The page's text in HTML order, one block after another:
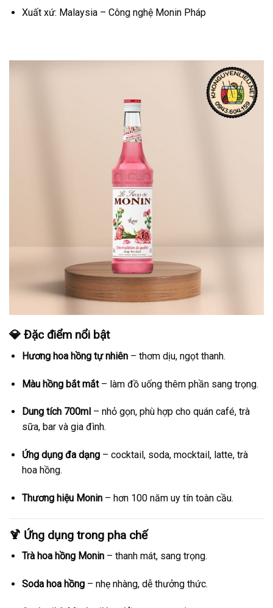
Xuất xứ: Malaysia – Công nghệ Monin Pháp
💎 Đặc điểm nổi bật
Hương hoa hồng tự nhiên– thơm dịu, ngọt thanh.
Màu hồng bắt mắt– làm đồ uống thêm phần sang trọng.
Dung tích 700ml – nhỏ gọn, phù hợp cho quán café, trà
sữa, bar và gia đình.
Ứng dụng đa dạng– cocktail, soda, mocktail, latte, trà
hoa hồng.
Thương hiệu Monin– hơn 100 năm uy tín toàn cầu.
🍹 Ứng dụng trong pha chế
Trà hoa hồng Monin– thanh mát, sang trọng.
Soda hoa hồng– nhẹ nhàng, dễ thưởng thức.